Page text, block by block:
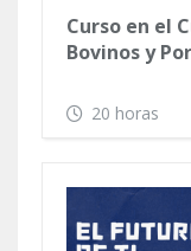
Curso en el
Bovinos y
20 horas